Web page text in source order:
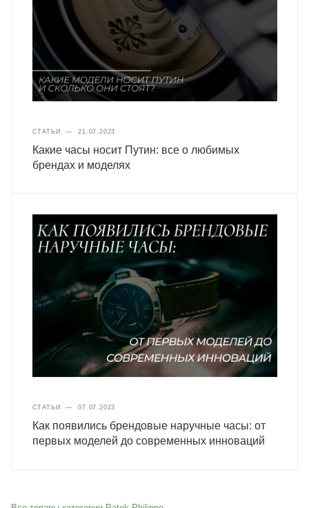
СТАТЬИ — 21.07.2023
Какие часы носит Путин: все о любимых
брендах и моделях
СТАТЬИ — 07.07.2023
Как появились брендовые наручные часы: от
первых моделей до современных инноваций